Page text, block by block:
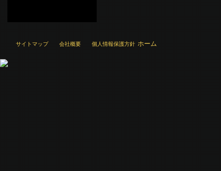
ホーム
サイトマップ 会社概要 個人情報保護方針